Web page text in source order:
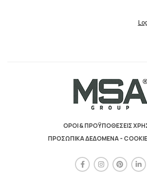
ΟΡΟΙ & ΠΡΟΫΠΟΘΕΣΕΙΣ
ΠΡΟΣΩΠΙΚΑ ΔΕΔΟΜΕΝΑ -